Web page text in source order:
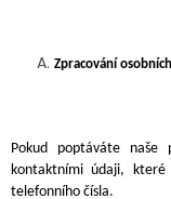
Zpracování
Pokud poptáváte naše
kontaktními údaji,
telefonního čísla.